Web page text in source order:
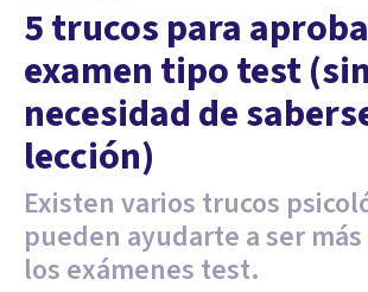
5 trucos para
examen tipo test (sin
necesidad de
lección)
Existen varios trucos
pueden ayudarte a ser
los exámenes test.